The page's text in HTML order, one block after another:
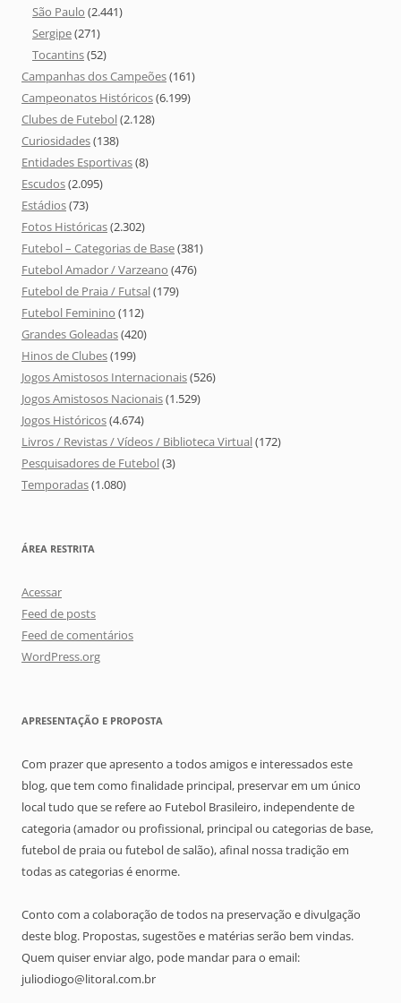
São Paulo (2.441)
Sergipe(271)
Tocantins(52)
Campanhas dos Campeões(161)
Campeonatos Históricos(6.199)
Clubes de Futebol(2.128)
Curiosidades(138)
Entidades Esportivas(8)
Escudos(2.095)
Estádios(73)
Fotos Históricas(2.302)
Futebol – Categorias de Base(381)
Futebol Amador / Varzeano (476)
Futebol de Praia / Futsal(179)
Futebol Feminino (112)
Grandes Goleadas(420)
Hinos de Clubes(199)
Jogos Amistosos Internacionais(526)
Jogos Amistosos Nacionais(1.529)
Jogos Históricos(4.674)
Livros / Revistas / Vídeos / Biblioteca Virtual(172)
Pesquisadores de Futebol(3)
Temporadas(1.080)
ÁREA RESTRITA
Acessar
Feed de posts
Feed de comentários
WordPress.org
APRESENTAÇÃO E PROPOSTA
Com prazer que apresento a todos amigos e interessados este
blog, que tem como finalidade principal, preservar em um único
local tudo que se refere ao Futebol Brasileiro, independente de
categoria (amador ou profissional, principal ou categorias de base,
futebol de praia ou futebol de salão), afinal nossa tradição em
todas as categorias é enorme.
Conto com a colaboração de todos na preservação e divulgação
deste blog. Propostas, sugestões e matérias serão bem vindas.
Quem quiser enviar algo, pode mandar para o email:
juliodiogo@litoral.com.br